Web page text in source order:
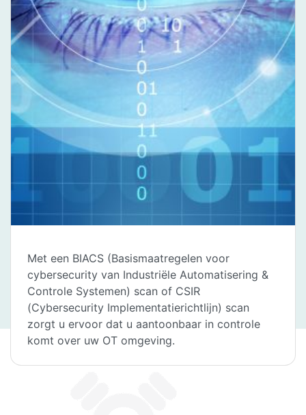
Met een BIACS (Basismaatregelen voor
cybersecurity van Industriële Automatisering &
Controle Systemen) scan of CSIR
(Cybersecurity Implementatierichtlijn) scan
zorgt u ervoor dat u aantoonbaar in controle
komt over uw OT omgeving.